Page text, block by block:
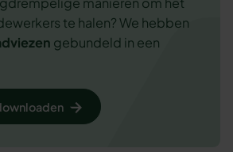
te halen? We hebben
gebundeld in een